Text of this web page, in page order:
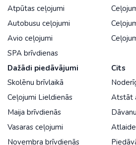
Atpūtas ceļojumi
Autobusu ceļojumi
Avio ceļojumi
SPA brīvdienas
Dažādi piedāvājumi
Skolēnu brīvlaikā
Ceļojumi Lieldienās
Maija brīvdienās
Vasaras ceļojumi
Novembra brīvdienās
Cits
Atstāt